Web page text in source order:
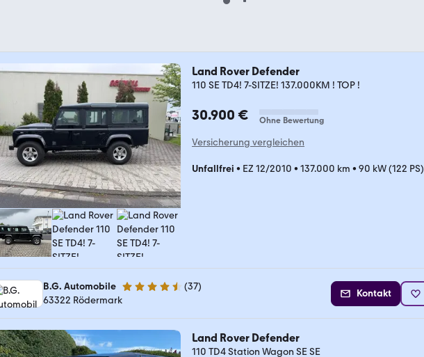
Land Rover Defender
110 SE TD4! 7-SITZE! 137.000KM ! TOP !
30.900 € Ohne Bewertung
Versicherung vergleichen
Unfallfrei • EZ 12/2010 • 137.000 km • 90 kW (122 PS)
B.G. Automobile 4.7 Sterne (37)
63322 Rödermark
Kontakt
Land Rover Defender
110 TD4 Station Wagon SE SE